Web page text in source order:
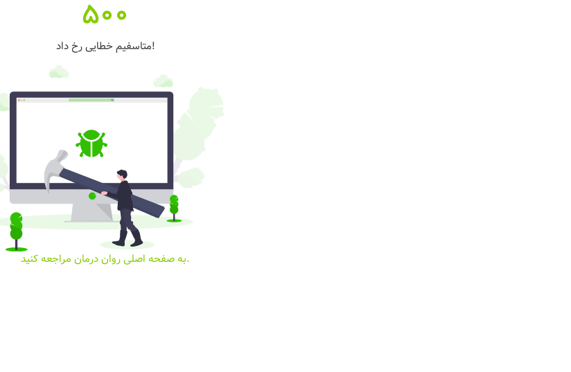
500
متاسفیم خطایی رخ داد!
به صفحه اصلی روان درمان مراجعه کنید.